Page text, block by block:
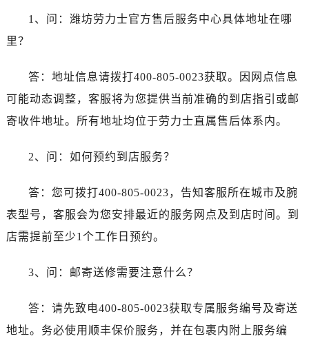
云南省临沧市临翔区世纪路劳力士售后服务中心（需提前预约）
云南省曲靖市麒麟区学府路劳力士售后服务中心（需提前预约）
云南省文山壮族苗族自治州文山市东风路劳力士售后服务中心（需提前预约）
云南省西双版纳傣族自治州景洪市宣慰大道劳力士售后服务中心（需提前预约）
新疆维吾尔自治区乌鲁木齐市天山区红山路26号时代广场（CCMALL）C座17层17-B劳力士售后服务中心（需提前预约）
浙江省温州市鹿城区锦绣路1067号置信广场10层1015室劳力士售后服务中心（需提前预约）
江苏省无锡市梁溪区人民中路139号恒隆广场写字楼1座11层1104室劳力士售后服务中心（需提前预约）
江苏省南通市崇川区工农路57号圆融广场写字楼16层1603室劳力士售后服务中心（需提前预约）
1、问：潍坊劳力士官方售后服务中心具体地址在哪
里？
答：地址信息请拨打400-805-0023获取。因网点信息
可能动态调整，客服将为您提供当前准确的到店指引或邮
寄收件地址。所有地址均位于劳力士直属售后体系内。
2、问：如何预约到店服务？
答：您可拨打400-805-0023，告知客服所在城市及腕
表型号，客服会为您安排最近的服务网点及到店时间。到
店需提前至少1个工作日预约。
3、问：邮寄送修需要注意什么？
答：请先致电400-805-0023获取专属服务编号及寄送
地址。务必使用顺丰保价服务，并在包裹内附上服务编